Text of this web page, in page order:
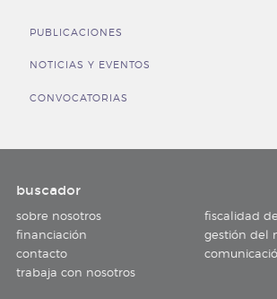
PUBLICACIONES
NOTICIAS Y EVENTOS
CONVOCATORIAS
buscador
sobre nosotros
fiscalidad
financiación
gestión del
contacto
trabaja con nosotros